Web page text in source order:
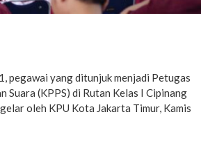
pegawai yang ditunjuk menjadi Petugas
Suara (KPPS) di Rutan Kelas I Cipinang
oleh KPU Kota Jakarta Timur, Kamis